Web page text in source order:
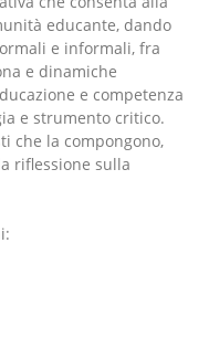
educante, dando
e informali, fra
e dinamiche
e competenza
e strumento critico.
che la compongono,
riflessione sulla